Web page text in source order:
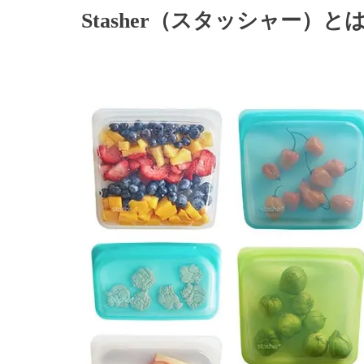
Stasher（スタッシャー）と